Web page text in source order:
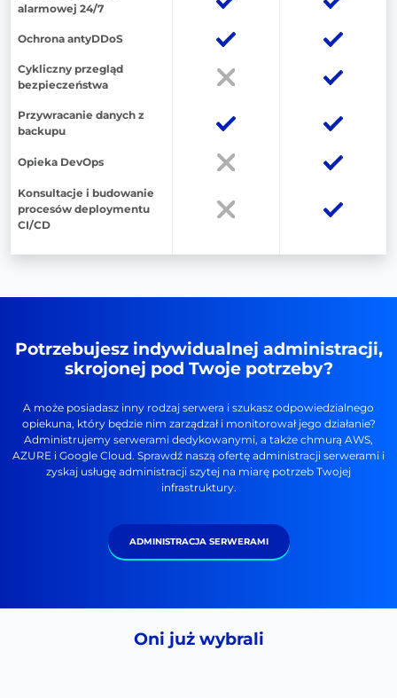
alarmowej 24/7
Ochrona antyDDoS
Cykliczny przegląd
bezpieczeństwa
Przywracanie danych z
backupu
Opieka DevOps
Konsultacje i budowanie
procesów deploymentu
CI/CD
Potrzebujesz indywidualnej administracji,
skrojonej pod Twoje potrzeby?
A może posiadasz inny rodzaj serwera i szukasz odpowiedzialnego
opiekuna, który będzie nim zarządzał i monitorował jego działanie?
Administrujemy serwerami dedykowanymi, a także chmurą AWS,
AZURE i Google Cloud. Sprawdź naszą ofertę administracji serwerami i
zyskaj usługę administracji szytej na miarę potrzeb Twojej
infrastruktury.
ADMINISTRACJA SERWERAMI
Oni już wybrali